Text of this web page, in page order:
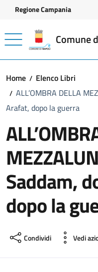
Vai ai contenuti
Vai al footer
Regione Campania
Comune
Home
Elenco Libri
ALL’OMBRA DELLA
Arafat, dopo la guerra
Saddam,
dopo la
Condividi Vedi